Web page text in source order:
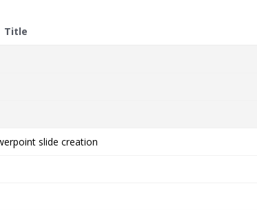
Title
slide creation